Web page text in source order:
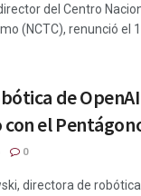
del Centro
(NCTC), renunció el 17
de
el
0
directora de